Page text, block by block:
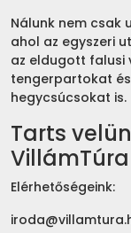
Nálunk nem csak
ahol az egyszeri
az eldugott falusi
tengerpartokat
hegycsúcsokat is.
Tarts
Elérhetőségeink: